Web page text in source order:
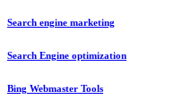
Search engine marketing
Search Engine optimization
Bing Webmaster Tools